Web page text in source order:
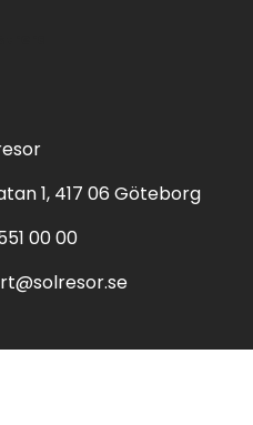
1, 417 06 Göteborg
00 00